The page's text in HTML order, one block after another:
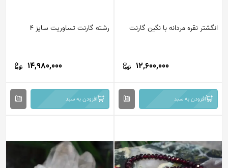
انگشتر نقره مردانه با نگین گارنت
12,600,000
افزودن به سبد
رشته گارنت تساوریت سایز 4
14,980,000
افزودن به سبد